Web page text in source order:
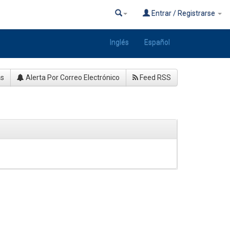
Entrar / Registrarse
Inglés Español
Alerta Por Correo Electrónico Feed RSS